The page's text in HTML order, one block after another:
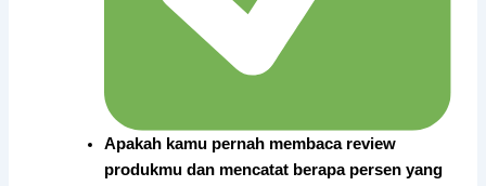
Apakah kamu pernah membaca review
produkmu dan mencatat berapa persen yang